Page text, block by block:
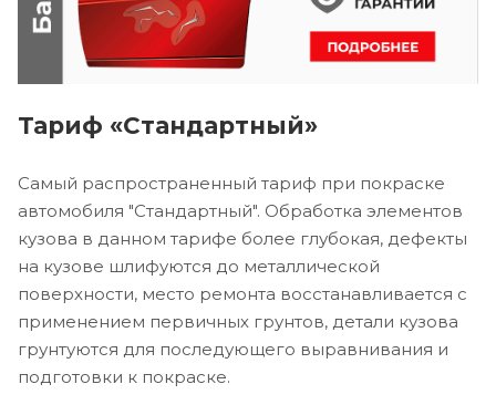
Тариф «Стандартный»
Самый распространенный тариф при покраске
автомобиля "Стандартный". Обработка элементов
кузова в данном тарифе более глубокая, дефекты
на кузове шлифуются до металлической
поверхности, место ремонта восстанавливается с
применением первичных грунтов, детали кузова
грунтуются для последующего выравнивания и
подготовки к покраске.